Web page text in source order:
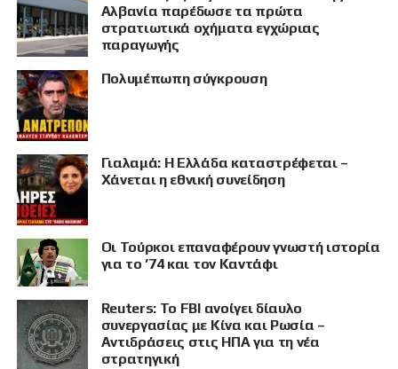
Αλβανία παρέδωσε τα πρώτα
στρατιωτικά οχήματα εγχώριας
παραγωγής
Πολυμέπωπη σύγκρουση
Γιαλαμά: Η Ελλάδα καταστρέφεται –
Χάνεται η εθνική συνείδηση
Οι Τούρκοι επαναφέρουν γνωστή ιστορία
για το ’74 και τον Καντάφι
Reuters: Το FBI ανοίγει δίαυλο
συνεργασίας με Κίνα και Ρωσία –
Αντιδράσεις στις ΗΠΑ για τη νέα
στρατηγική